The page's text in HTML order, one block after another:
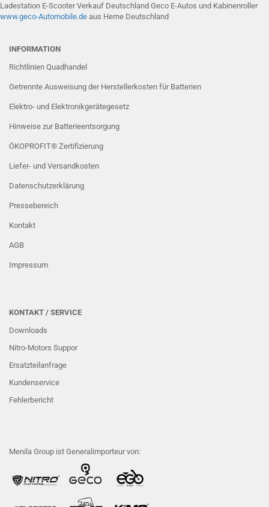
Ladestation E-Scooter Verkauf Deutschland Geco E-Autos und Kabinenroller
www.geco-Automobile.de aus Herne Deutschland
INFORMATION
Richtlinien Quadhandel
Getrennte Ausweisung der Herstellerkosten für Batterien
Elektro- und Elektronikgerätegesetz
Hinweise zur Batterieentsorgung
ÖKOPROFIT® Zertifizierung
Liefer- und Versandkosten
Datenschutzerklärung
Pressebereich
Kontakt
AGB
Impressum
KONTAKT / SERVICE
Downloads
Nitro-Motors Suppor
Ersatzteilanfrage
Kundenservice
Fehlerbericht
Menila Group ist Generalimporteur von: